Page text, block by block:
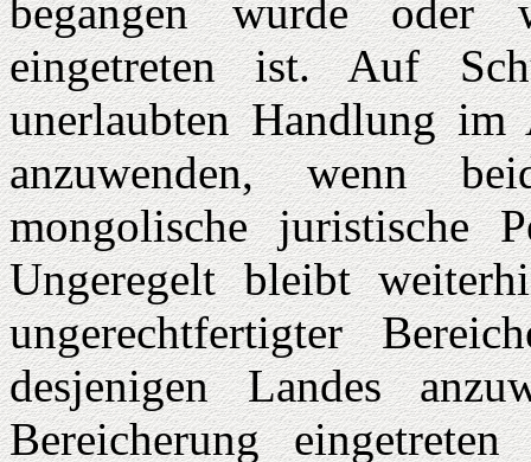
begangen wurde oder
eingetreten ist. Auf
unerlaubten Handlung im
anzuwenden, wenn
mongolische juristische
Ungeregelt bleibt
ungerechtfertigter
desjenigen Landes
Bereicherung